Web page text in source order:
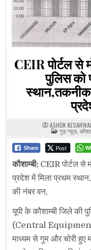
CEIR पोर्टल से
पुलिस को
ASHOK
POSTED
IN
गुड न्यूज़,
Share Post
कौशाम्बी: CEIR पोर्टल से
प्रदेश में मिला प्रथम
की नंबर वन,
यूपी के कौशाम्बी जिले की
(Central
माध्यम से गुम और चोरी हुए